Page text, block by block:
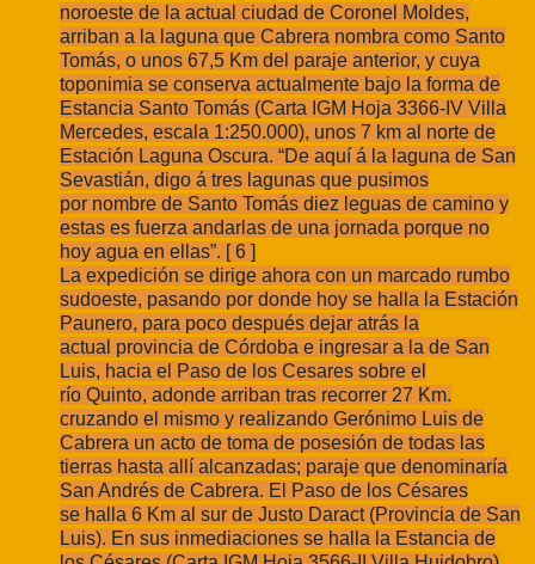
noroeste de la actual ciudad de Coronel Moldes,
arriban a la laguna que Cabrera nombra como Santo
Tomás, o unos 67,5 Km del paraje anterior, y cuya
toponimia se conserva actualmente bajo la forma de
Estancia Santo Tomás (Carta IGM Hoja 3366-IV Villa
Mercedes, escala 1:250.000), unos 7 km al norte de
Estación Laguna Oscura. “De aquí á la laguna de San
Sevastián, digo á tres lagunas que pusimos
por nombre de Santo Tomás diez leguas de camino y
estas es fuerza andarlas de una jornada porque no
hoy agua en ellas”. [ 6 ]
La expedición se dirige ahora con un marcado rumbo
sudoeste, pasando por donde hoy se halla la Estación
Paunero, para poco después dejar atrás la
actual provincia de Córdoba e ingresar a la de San
Luis, hacia el Paso de los Cesares sobre el
río Quinto, adonde arriban tras recorrer 27 Km.
cruzando el mismo y realizando Gerónimo Luis de
Cabrera un acto de toma de posesión de todas las
tierras hasta allí alcanzadas; paraje que denominaría
San Andrés de Cabrera. El Paso de los Césares
se halla 6 Km al sur de Justo Daract (Provincia de San
Luis). En sus inmediaciones se halla la Estancia de